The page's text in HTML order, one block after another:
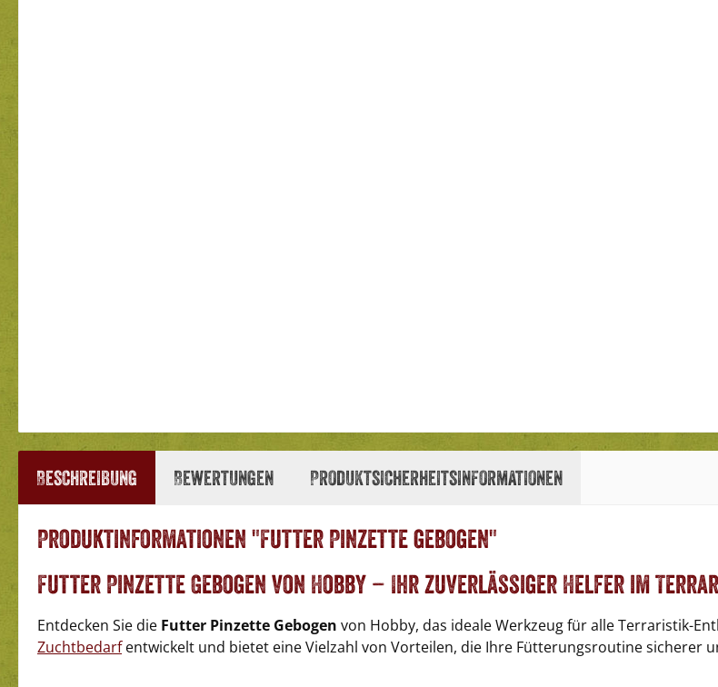
Beschreibung Bewertungen Produktsicherheitsinformationen
Produktinformationen "Futter Pinzette gebogen"
Futter Pinzette Gebogen von Hobby – Ihr zuverlässiger Helfer im
Entdecken Sie die Futter Pinzette Gebogen von Hobby, das ideale Werkzeug für alle Terraristik-
Zuchtbedarfentwickelt und bietet eine Vielzahl von Vorteilen, die Ihre Fütterungsroutine sicherer